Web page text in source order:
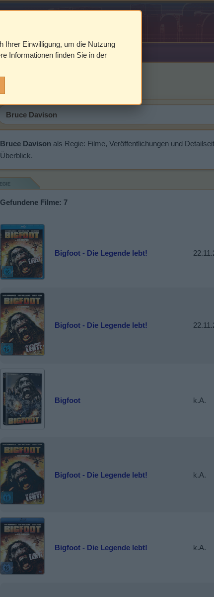
Davison
Bruce Davison als Regie: Filme, Veröffentlichungen und
Überblick.
Gefundene Filme: 7
Bigfoot - Die Legende lebt!
Bigfoot - Die Legende lebt!
Bigfoot k.A.
Bigfoot - Die Legende lebt! k.A.
Bigfoot - Die Legende lebt! k.A.
Ihrer Einwilligung, um die Nutzung
Informationen finden Sie in der